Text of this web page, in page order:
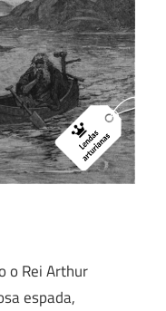
o Rei Arthur
espada,